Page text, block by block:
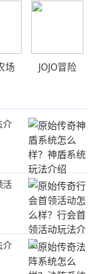
场 JOJO冒险
介
活
介